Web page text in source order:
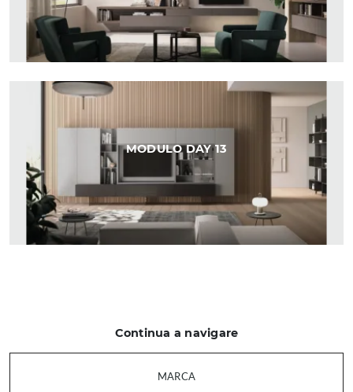
MODULO DAY 13
Continua a navigare
MARCA